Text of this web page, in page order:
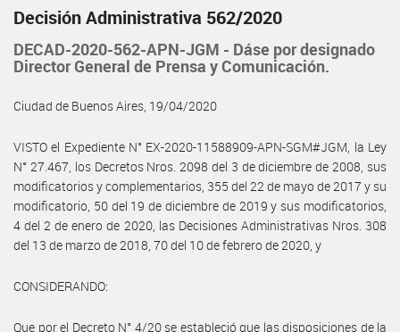
Decisión Administrativa 562/2020
DECAD-2020-562-APN-JGM - Dáse por designado
Director General de Prensa y Comunicación.
Ciudad de Buenos Aires, 19/04/2020
VISTO el Expediente N° EX-2020-11588909-APN-SGM#JGM, la Ley
N° 27.467, los Decretos Nros. 2098 del 3 de diciembre de 2008, sus
modificatorios y complementarios, 355 del 22 de mayo de 2017 y su
modificatorio, 50 del 19 de diciembre de 2019 y sus modificatorios,
4 del 2 de enero de 2020, las Decisiones Administrativas Nros. 308
del 13 de marzo de 2018, 70 del 10 de febrero de 2020, y
CONSIDERANDO:
Que por el Decreto N° 4/20 se estableció que las disposiciones de la